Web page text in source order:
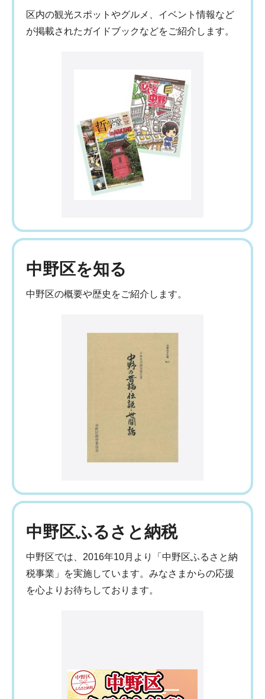
区内の観光スポットやグルメ、イベント情報など
が掲載されたガイドブックなどをご紹介します。
中野区を知る
中野区の概要や歴史をご紹介します。
中野区ふるさと納税
中野区では、2016年10月より「中野区ふるさと納
税事業」を実施しています。みなさまからの応援
を心よりお待ちしております。